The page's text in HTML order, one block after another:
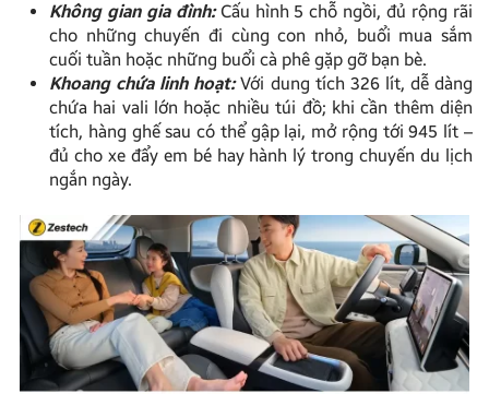
Không gian gia đình:Cấu hình 5 chỗ ngồi, đủ rộng rãi
cho những chuyến đi cùng con nhỏ, buổi mua sắm
cuối tuần hoặc những buổi cà phê gặp gỡ bạn bè.
Khoang chứa linh hoạt:Với dung tích 326 lít, dễ dàng
chứa hai vali lớn hoặc nhiều túi đồ; khi cần thêm diện
tích, hàng ghế sau có thể gập lại, mở rộng tới 945 lít –
đủ cho xe đẩy em bé hay hành lý trong chuyến du lịch
ngắn ngày.